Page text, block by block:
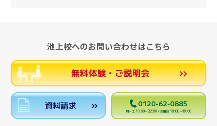
池上校へのお問い合わせはこちら
無料体験・ご説明会
資料請求 0120-62-0885
月～土 10:00～22:00 / 日曜日 10:00～19:00